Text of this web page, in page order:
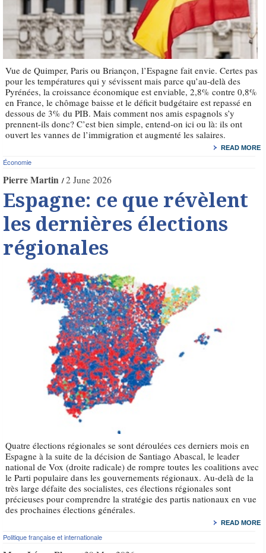
Vue de Quimper, Paris ou Briançon, l’Espagne fait envie. Certes pas
pour les températures qui y sévissent mais parce qu’au-delà des
Pyrénées, la croissance économique est enviable, 2,8% contre 0,8%
en France, le chômage baisse et le déficit budgétaire est repassé en
dessous de 3% du PIB. Mais comment nos amis espagnols s’y
prennent-ils donc? C’est bien simple, entend-on ici ou là: ils ont
ouvert les vannes de l’immigration et augmenté les salaires.
READ MORE
Économie
Pierre Martin 2 June 2026
Espagne: ce que révèlent
les dernières élections
régionales
Quatre élections régionales se sont déroulées ces derniers mois en
Espagne à la suite de la décision de Santiago Abascal, le leader
national de Vox (droite radicale) de rompre toutes les coalitions avec
le Parti populaire dans les gouvernements régionaux. Au-delà de la
très large défaite des socialistes, ces élections régionales sont
précieuses pour comprendre la stratégie des partis nationaux en vue
des prochaines élections générales.
READ MORE
Politique française et internationale